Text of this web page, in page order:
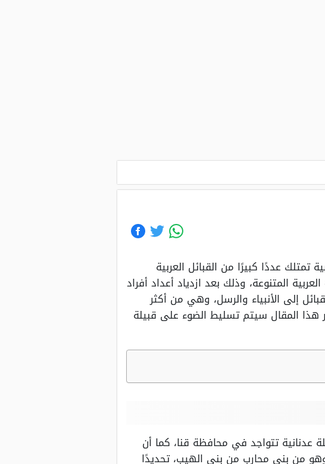
تمتلك عددًا كبيرًا من القبائل العربية
المتنوعة، وذلك بعد ازدياد أعداد أفراد
إلى الأنبياء والرسل، وهي من أكثر
هذا المقال سيتم تسليط الضوء على قبيلة
عدنانية تتواجد في محافظة قنا، كما أن
وهو من بني محارب من بني الهيب، تحديدًا